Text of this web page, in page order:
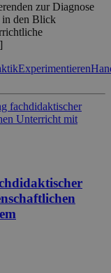
zur Diagnose
in den Blick
Experimentieren